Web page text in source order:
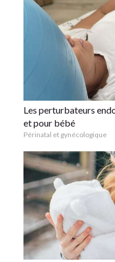
Les perturbateurs
et pour bébé
Périnatal et gynécologique